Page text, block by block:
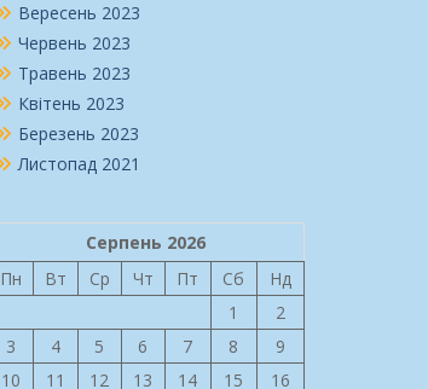
Вересень 2023
Червень 2023
Травень 2023
Квітень 2023
Березень 2023
Листопад 2021
Серпень 2026
Пн
Вт Ср Чт Пт Сб
Нд
1
2
3
4 5 6 7 8
9
10
11 12 13 14 15
16